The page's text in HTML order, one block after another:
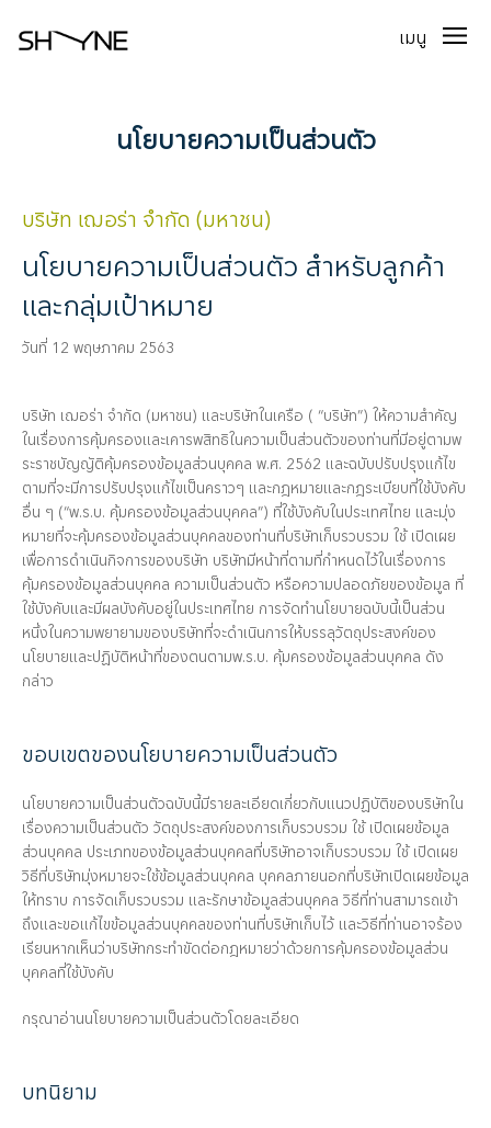
เมนู
นโยบายความเป็นส่วนตัว
บริษัท เฌอร่า จำกัด (มหาชน)
นโยบายความเป็นส่วนตัว สำหรับลูกค้า
และกลุ่มเป้าหมาย
วันที่ 12 พฤษภาคม 2563
บริษัท เฌอร่า จำกัด (มหาชน) และบริษัทในเครือ ( “บริษัท”) ให้ความสำคัญ
ในเรื่องการคุ้มครองและเคารพสิทธิในความเป็นส่วนตัวของท่านที่มีอยู่ตามพ
ระราชบัญญัติคุ้มครองข้อมูลส่วนบุคคล พ.ศ. 2562 และฉบับปรับปรุงแก้ไข
ตามที่จะมีการปรับปรุงแก้ไขเป็นคราวๆ และกฎหมายและกฎระเบียบที่ใช้บังคับ
อื่น ๆ (“พ.ร.บ. คุ้มครองข้อมูลส่วนบุคคล”) ที่ใช้บังคับในประเทศไทย และมุ่ง
หมายที่จะคุ้มครองข้อมูลส่วนบุคคลของท่านที่บริษัทเก็บรวบรวม ใช้ เปิดเผย
เพื่อการดำเนินกิจการของบริษัท บริษัทมีหน้าที่ตามที่กำหนดไว้ในเรื่องการ
คุ้มครองข้อมูลส่วนบุคคล ความเป็นส่วนตัว หรือความปลอดภัยของข้อมูล ที่
ใช้บังคับและมีผลบังคับอยู่ในประเทศไทย การจัดทำนโยบายฉบับนี้เป็นส่วน
หนึ่งในความพยายามของบริษัทที่จะดำเนินการให้บรรลุวัตถุประสงค์ของ
นโยบายและปฏิบัติหน้าที่ของตนตามพ.ร.บ. คุ้มครองข้อมูลส่วนบุคคล ดัง
กล่าว
ขอบเขตของนโยบายความเป็นส่วนตัว
นโยบายความเป็นส่วนตัวฉบับนี้มีรายละเอียดเกี่ยวกับแนวปฏิบัติของบริษัทใน
เรื่องความเป็นส่วนตัว วัตถุประสงค์ของการเก็บรวบรวม ใช้ เปิดเผยข้อมูล
ส่วนบุคคล ประเภทของข้อมูลส่วนบุคคลที่บริษัทอาจเก็บรวบรวม ใช้ เปิดเผย
วิธีที่บริษัทมุ่งหมายจะใช้ข้อมูลส่วนบุคคล บุคคลภายนอกที่บริษัทเปิดเผยข้อมูล
ให้ทราบ การจัดเก็บรวบรวม และรักษาข้อมูลส่วนบุคคล วิธีที่ท่านสามารถเข้า
ถึงและขอแก้ไขข้อมูลส่วนบุคคลของท่านที่บริษัทเก็บไว้ และวิธีที่ท่านอาจร้อง
เรียนหากเห็นว่าบริษัทกระทำขัดต่อกฎหมายว่าด้วยการคุ้มครองข้อมูลส่วน
บุคคลที่ใช้บังคับ
กรุณาอ่านนโยบายความเป็นส่วนตัวโดยละเอียด
บทนิยาม